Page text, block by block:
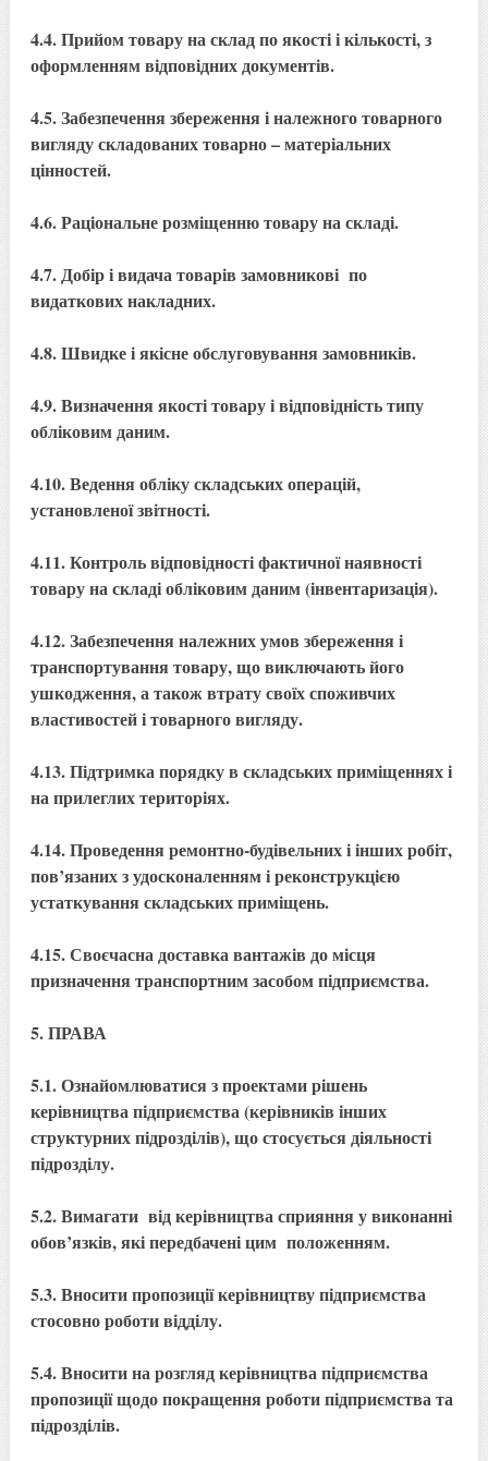
4.4. Прийом товару на склад по якості і кількості, з
оформленням відповідних документів.
4.5. Забезпечення збереження і належного товарного
вигляду складованих товарно – матеріальних
цінностей.
4.6. Раціональне розміщенню товару на складі.
4.7. Добір і видача товарів замовникові по
видаткових накладних.
4.8. Швидке і якісне обслуговування замовників.
4.9. Визначення якості товару і відповідність типу
обліковим даним.
4.10. Ведення обліку складських операцій,
установленої звітності.
4.11. Контроль відповідності фактичної наявності
товару на складі обліковим даним (інвентаризація).
4.12. Забезпечення належних умов збереження і
транспортування товару, що виключають його
ушкодження, а також втрату своїх споживчих
властивостей і товарного вигляду.
4.13. Підтримка порядку в складських приміщеннях і
на прилеглих територіях.
4.14. Проведення ремонтно-будівельних і інших робіт,
пов’язаних з удосконаленням і реконструкцією
устаткування складських приміщень.
4.15. Своєчасна доставка вантажів до місця
призначення транспортним засобом підприємства.
5. ПРАВА
5.1. Ознайомлюватися з проектами рішень
керівництва підприємства (керівників інших
структурних підрозділів), що стосується діяльності
підрозділу.
5.2. Вимагати від керівництва сприяння у виконанні
обов’язків, які передбачені цим положенням.
5.3. Вносити пропозиції керівництву підприємства
стосовно роботи відділу.
5.4. Вносити на розгляд керівництва підприємства
пропозиції щодо покращення роботи підприємства та
підрозділів.